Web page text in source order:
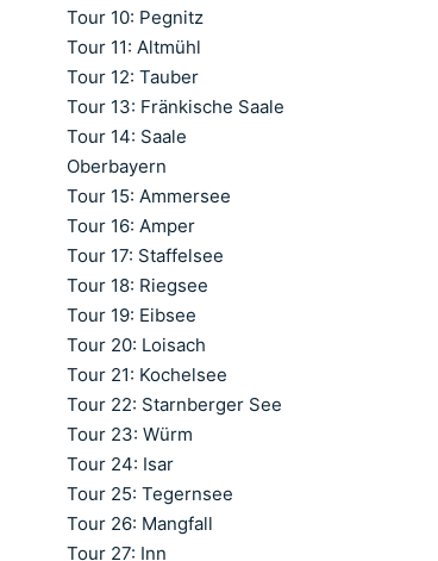
Tour 10: Pegnitz
Tour 11: Altmühl
Tour 12: Tauber
Tour 13: Fränkische Saale
Tour 14: Saale
Oberbayern
Tour 15: Ammersee
Tour 16: Amper
Tour 17: Staffelsee
Tour 18: Riegsee
Tour 19: Eibsee
Tour 20: Loisach
Tour 21: Kochelsee
Tour 22: Starnberger See
Tour 23: Würm
Tour 24: Isar
Tour 25: Tegernsee
Tour 26: Mangfall
Tour 27: Inn